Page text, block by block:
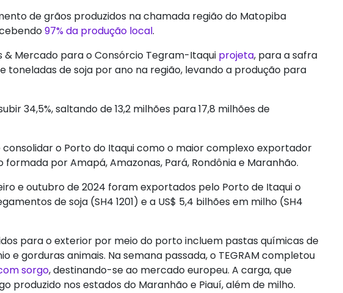
de grãos produzidos na chamada região do Matopiba
97% da produção local.
Mercado para o Consórcio Tegram-Itaqui projeta, para a safra
toneladas de soja por ano na região, levando a produção para
34,5%, saltando de 13,2 milhões para 17,8 milhões de
o Porto do Itaqui como o maior complexo exportador
por Amapá, Amazonas, Pará, Rondônia e Maranhão.
e outubro de 2024 foram exportados pelo Porto de Itaqui o
de soja (SH4 1201) e a US$ 5,4 bilhões em milho (SH4
para o exterior por meio do porto incluem pastas químicas de
e gorduras animais. Na semana passada, o TEGRAM completou
sorgo, destinando-se ao mercado europeu. A carga, que
produzido nos estados do Maranhão e Piauí, além de milho.